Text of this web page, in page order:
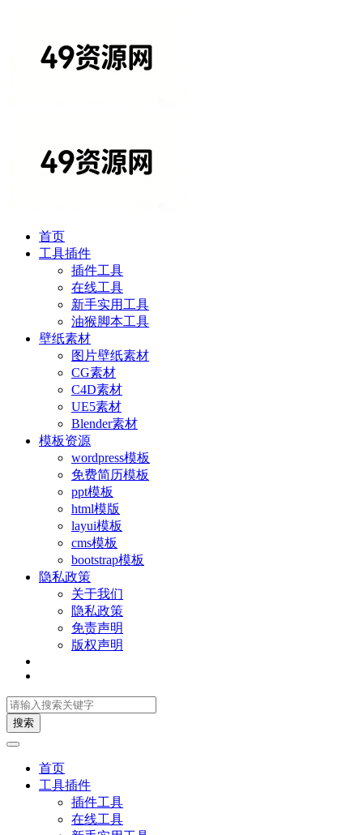
首页
工具插件
插件工具
在线工具
新手实用工具
油猴脚本工具
壁纸素材
图片壁纸素材
CG素材
C4D素材
UE5素材
Blender素材
模板资源
wordpress模板
免费简历模板
ppt模板
html模版
layui模板
cms模板
bootstrap模板
隐私政策
关于我们
隐私政策
免责声明
版权声明
搜索
首页
工具插件
插件工具
在线工具